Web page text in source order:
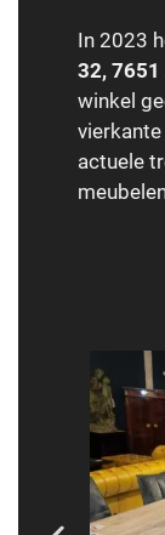
In 2023
32, 7651
winkel
actuele